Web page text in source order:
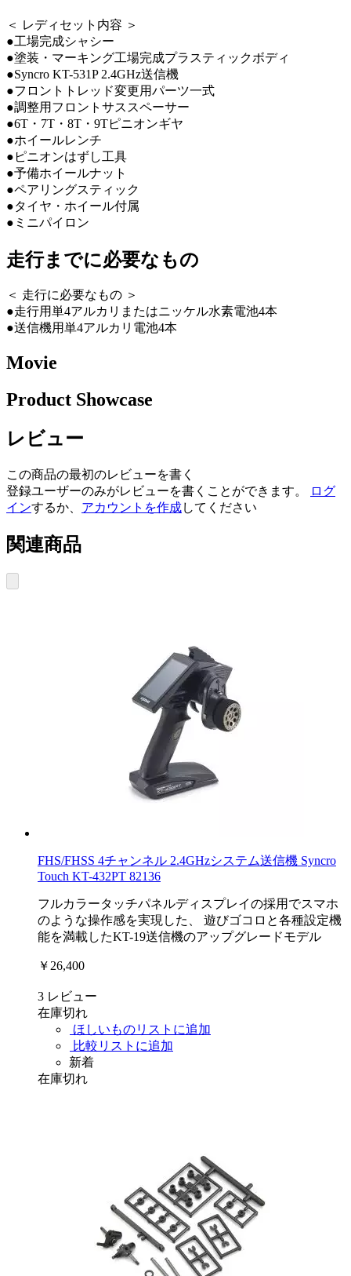
＜ レディセット内容 ＞
●工場完成シャシー
●塗装・マーキング工場完成プラスティックボディ
●Syncro KT-531P 2.4GHz送信機
●フロントトレッド変更用パーツ一式
●調整用フロントサススペーサー
●6T・7T・8T・9Tピニオンギヤ
●ホイールレンチ
●ピニオンはずし工具
●予備ホイールナット
●ペアリングスティック
●タイヤ・ホイール付属
●ミニパイロン
走行までに必要なもの
＜ 走行に必要なもの ＞
●走行用単4アルカリまたはニッケル水素電池4本
●送信機用単4アルカリ電池4本
Movie
Product Showcase
レビュー
この商品の最初のレビューを書く
登録ユーザーのみがレビューを書くことができます。
ログ
インするか、 アカウントを作成してください
関連商品
FHS/FHSS 4チャンネル 2.4GHzシステム送信機 Syncro
Touch KT-432PT 82136
フルカラータッチパネルディスプレイの採用でスマホ
のような操作感を実現した、 遊びゴコロと各種設定機
能を満載したKT-19送信機のアップグレードモデル
￥26,400
3 レビュー
在庫切れ
ほしいものリストに追加
比較リストに追加
新着
在庫切れ